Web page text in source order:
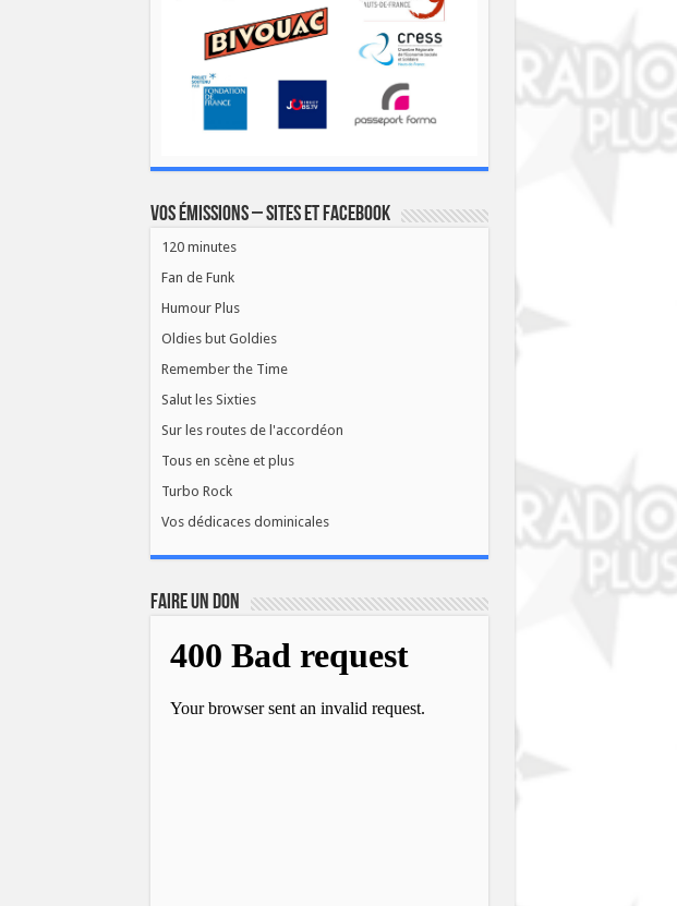
Vos émissions – Sites et Facebook
120 minutes
Fan de Funk
Humour Plus
Oldies but Goldies
Remember the Time
Salut les Sixties
Sur les routes de l'accordéon
Tous en scène et plus
Turbo Rock
Vos dédicaces dominicales
FAIRE UN DON